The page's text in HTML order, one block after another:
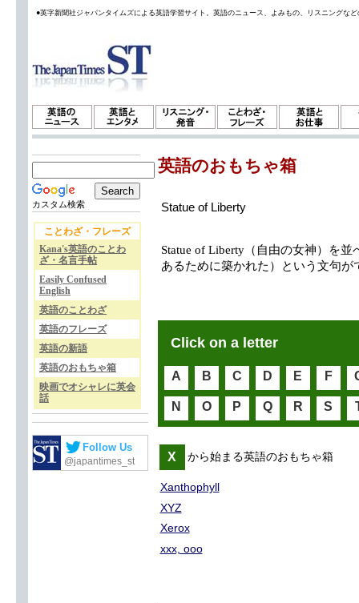
●英字新聞社ジャパンタイムズによる英語学習サイト。英語のニュース、よみもの、リスニングな
カスタム検索
ことわざ・フレーズ
Kana's英語のことわ
ざ・名言手帖
Easily Confused
English
英語のことわざ
英語のフレーズ
英語の新語
英語のおもちゃ箱
映画でオシャレに英会
話
Follow Us
@japantimes_st
英語のおもちゃ箱
Statue of Liberty
Statue of Liberty（自由の女神）を並
あるために築かれた）という文句が
Click on a letter
A B C D E F
N O P Q R S
X から始まる英語のおもちゃ箱
Xanthophyll
XYZ
Xerox
xxx, ooo